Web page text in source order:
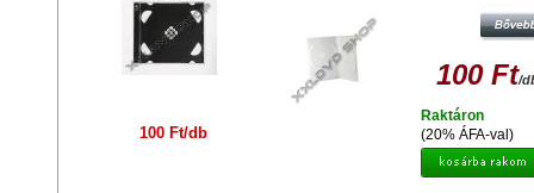
100 Ft/db
100 Ft/
(20% ÁFA-val)
Raktáron